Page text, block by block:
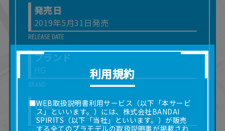
発売日
2019年5月31日発売
ブランド
HG
作品
機動戦士ガンダムSEED DESTINY
利用規約
■WEB取扱説明書利用サービス（以下「本サービ
ス」といいます。）には、株式会社BANDAI
SPIRITS（以下「当社」といいます。）が販売
する全てのプラモデルの取扱説明書が掲載され